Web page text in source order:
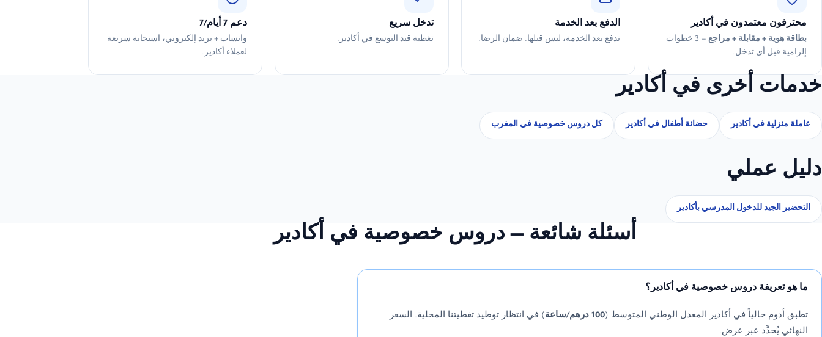
محترفون معتمدون في أكادير
بطاقة هوية + مقابلة + مراجع
— 3 خطوات
إلزامية قبل أي تدخل.
الدفع بعد الخدمة
تدفع بعد الخدمة، ليس قبلها. ضمان الرضا.
تدخل سريع
تغطية قيد التوسع في أكادير.
دعم 7 أيام/7
واتساب + بريد إلكتروني، استجابة سريعة
لعملاء أكادير.
خدمات أخرى في أكادير
عاملة منزلية في أكادير حضانة أطفال في أكادير كل دروس خصوصية في المغرب
دليل عملي
التحضير الجيد للدخول المدرسي بأكادير
أسئلة شائعة — دروس خصوصية في أكادير
ما هو تعريفة دروس خصوصية في أكادير؟
تطبق أدوم حالياً في أكادير المعدل الوطني المتوسط (100 درهم/ساعة
) في انتظار توطيد تغطيتنا المحلية. السعر
النهائي يُحدَّد عبر عرض.